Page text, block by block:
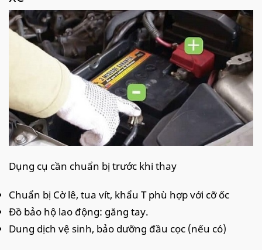
Dụng cụ cần chuẩn bị trước khi thay
Chuẩn bị Cờ lê, tua vít, khẩu T phù hợp với cỡ ốc
Đồ bảo hộ lao động: găng tay.
Dung dịch vệ sinh, bảo dưỡng đầu cọc (nếu có)